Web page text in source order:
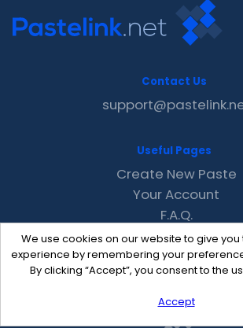
We use cookies on our website to give
experience by remembering your
By clicking “Accept”, you consent to the
Accept
Contact Us
Useful Pages
Create New Paste
Your Account
F.A.Q.
Recent
Contact